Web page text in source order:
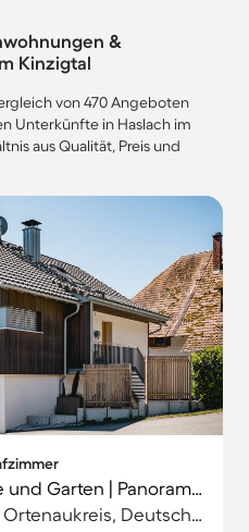
&
Kinzigtal
von 470 Angeboten
Unterkünfte in Haslach im
aus Qualität, Preis und
Ferienhaus mit Terrasse und Garten | Panoramablick
Haslach im Kinzigtal, Ortenaukreis, Deutschland